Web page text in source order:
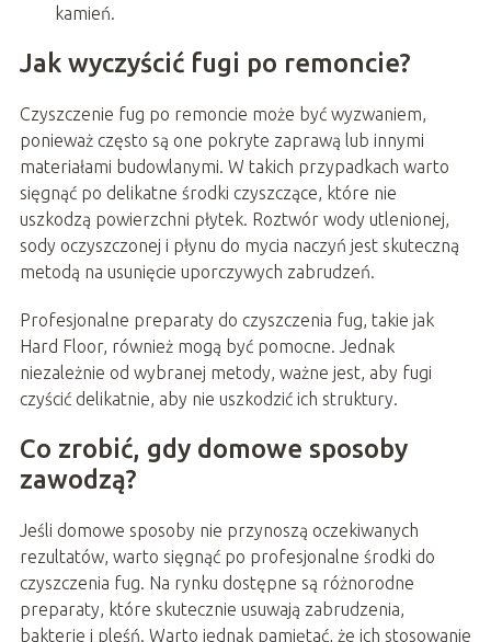
kamień.
Jak wyczyścić fugi po remoncie?
Czyszczenie fug po remoncie może być wyzwaniem,
ponieważ często są one pokryte zaprawą lub innymi
materiałami budowlanymi. W takich przypadkach warto
sięgnąć po delikatne środki czyszczące, które nie
uszkodzą powierzchni płytek. Roztwór wody utlenionej,
sody oczyszczonej i płynu do mycia naczyń jest skuteczną
metodą na usunięcie uporczywych zabrudzeń.
Profesjonalne preparaty do czyszczenia fug, takie jak
Hard Floor, również mogą być pomocne. Jednak
niezależnie od wybranej metody, ważne jest, aby fugi
czyścić delikatnie, aby nie uszkodzić ich struktury.
Co zrobić, gdy domowe sposoby
zawodzą?
Jeśli domowe sposoby nie przynoszą oczekiwanych
rezultatów, warto sięgnąć po profesjonalne środki do
czyszczenia fug. Na rynku dostępne są różnorodne
preparaty, które skutecznie usuwają zabrudzenia,
bakterie i pleśń. Warto jednak pamiętać, że ich stosowanie